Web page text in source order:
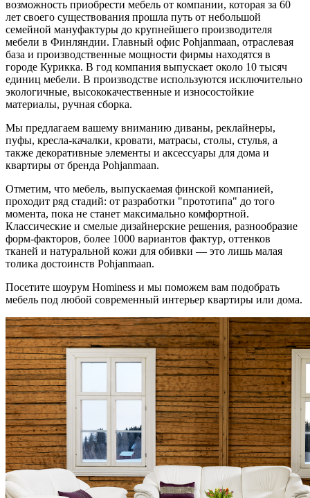
возможность приобрести мебель от компании, которая за 60
лет своего существования прошла путь от небольшой
семейной мануфактуры до крупнейшего производителя
мебели в Финляндии. Главный офис Pohjanmaan, отраслевая
база и производственные мощности фирмы находятся в
городе Курикка. В год компания выпускает около 10 тысяч
единиц мебели. В производстве используются исключительно
экологичные, высококачественные и износостойкие
материалы, ручная сборка.
Мы предлагаем вашему вниманию диваны, реклайнеры,
пуфы, кресла-качалки, кровати, матрасы, столы, стулья, а
также декоративные элементы и аксессуары для дома и
квартиры от бренда Pohjanmaan.
Отметим, что мебель, выпускаемая финской компанией,
проходит ряд стадий: от разработки "прототипа" до того
момента, пока не станет максимально комфортной.
Классические и смелые дизайнерские решения, разнообразие
форм-факторов, более 1000 вариантов фактур, оттенков
тканей и натуральной кожи для обивки — это лишь малая
толика достоинств Pohjanmaan.
Посетите шоурум Hominess и мы поможем вам подобрать
мебель под любой современный интерьер квартиры или дома.